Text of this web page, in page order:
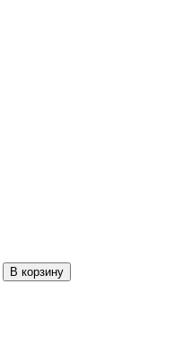
В корзину